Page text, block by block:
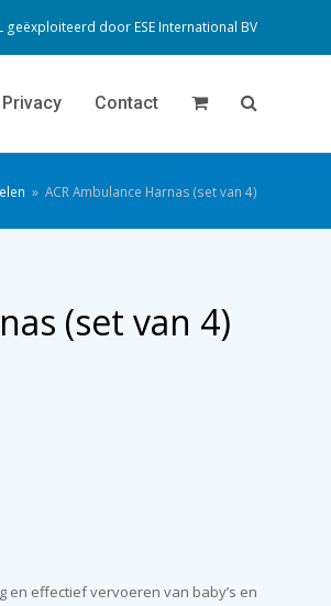
geëxploiteerd door ESE International BV
Privacy Contact
» ACR Ambulance Harnas (set van 4)
(set van 4)
effectief vervoeren van baby’s en